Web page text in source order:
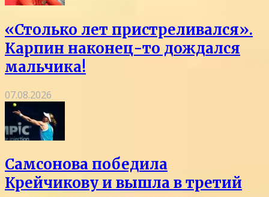
«Столько лет пристреливался».
Карпин наконец-то дождался
мальчика!
07.08.2026
Самсонова победила
Крейчикову и вышла в третий